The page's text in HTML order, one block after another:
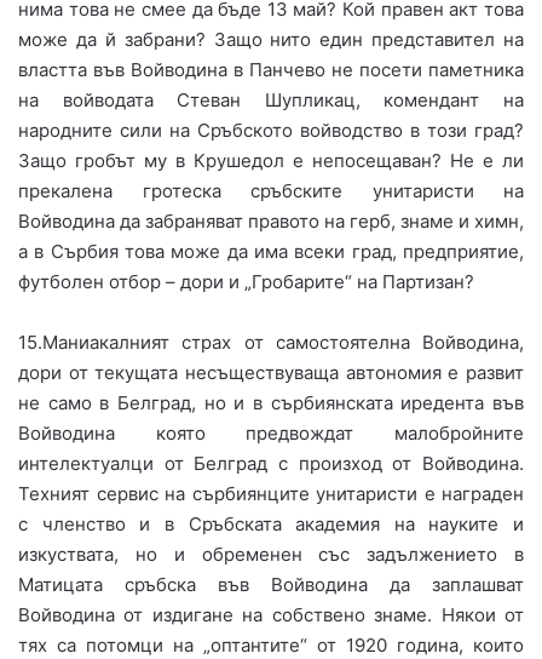
нима това не смее да бъде 13 май? Кой правен акт това
може да й забрани? Защо нито един представител на
властта във Войводина в Панчево не посети паметника
на войводата Стеван Шупликац, комендант на
народните сили на Сръбското войводство в този град?
Защо гробът му в Крушедол е непосещаван? Не е ли
прекалена гротеска сръбските унитаристи на
Войводина да забраняват правото на герб, знаме и химн,
а в Сърбия това може да има всеки град, предприятие,
футболен отбор – дори и „Гробарите“ на Партизан?
15.Маниакалният страх от самостоятелна Войводина,
дори от текущата несъществуваща автономия е развит
не само в Белград, но и в сърбиянската иредента във
Войводина която предвождат малобройните
интелектуалци от Белград с произход от Войводина.
Техният сервис на сърбиянците унитаристи е награден
с членство и в Сръбската академия на науките и
изкуствата, но и обременен със задължението в
Матицата сръбска във Войводина да заплашват
Войводина от издигане на собствено знаме. Някои от
тях са потомци на „оптантите“ от 1920 година, които